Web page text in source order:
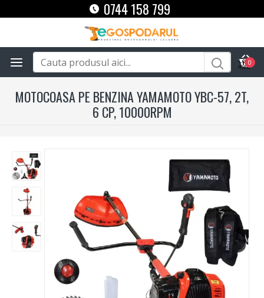
0744 158 799
0
MOTOCOASA PE BENZINA YAMAMOTO YBC-57, 2T,
6 CP, 10000RPM